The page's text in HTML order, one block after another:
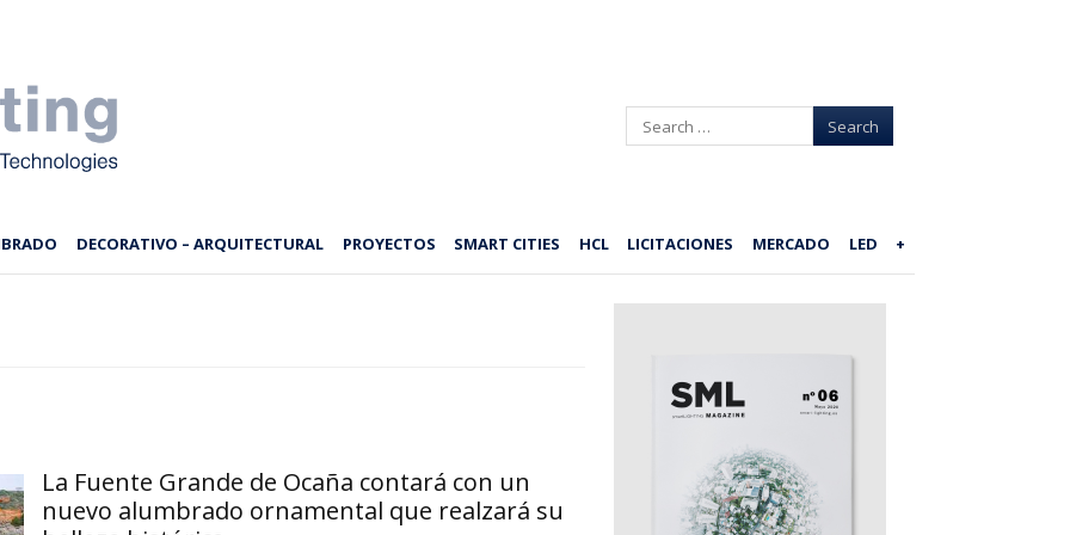
Search
DECORATIVO – ARQUITECTURAL PROYECTOS SMART CITIES HCL LICITACIONES MERCADO LED +
La Fuente Grande de Ocaña contará con un
nuevo alumbrado ornamental que realzará su